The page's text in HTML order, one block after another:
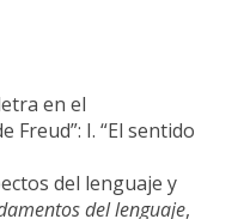
en el
Freud”: I. “El sentido
del lenguaje y
del lenguaje,